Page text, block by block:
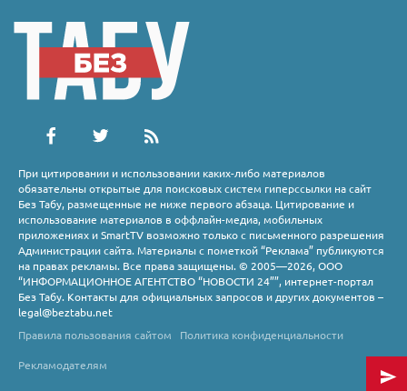
При цитировании и использовании каких-либо материалов
обязательны открытые для поисковых систем гиперссылки на сайт
Без Табу, размещенные не ниже первого абзаца. Цитирование и
использование материалов в оффлайн-медиа, мобильных
приложениях и SmartTV возможно только с письменного разрешения
Администрации сайта. Материалы с пометкой “Реклама” публикуются
на правах рекламы. Все права защищены. © 2005—2026, ООО
“ИНФОРМАЦИОННОЕ АГЕНТСТВО “НОВОСТИ 24””, интернет-портал
Без Табу. Контакты для официальных запросов и других документов –
legal@beztabu.net
Правила пользования сайтом
Политика конфиденциальности
Рекламодателям